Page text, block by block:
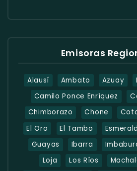
Emisoras
Alausí Ambato Azuay
Camilo Ponce Enríquez
Chimborazo
Chone
El Oro
El Tambo
Guayas
Ibarra
Loja
Los Ríos